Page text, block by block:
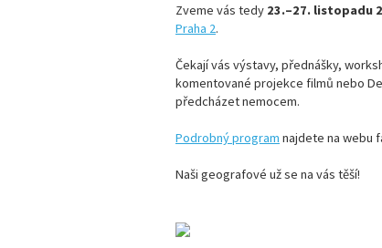
Zveme vás tedy 23.–27. listopadu
Praha 2.
Čekají vás výstavy, přednášky,
komentované projekce filmů nebo
předcházet nemocem.
Podrobný program najdete na webu
Naši geografové už se na vás těší!